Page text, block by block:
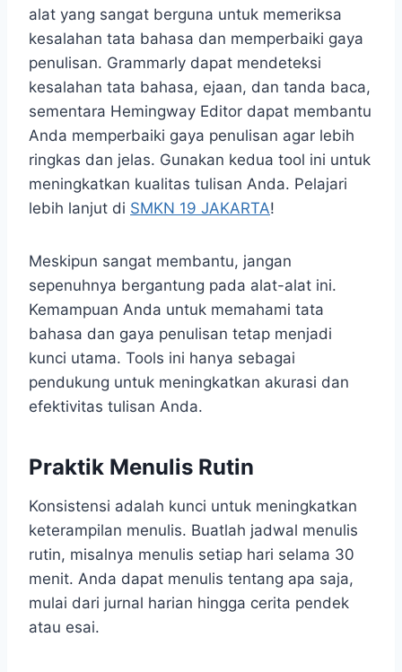
alat yang sangat berguna untuk memeriksa
kesalahan tata bahasa dan memperbaiki gaya
penulisan. Grammarly dapat mendeteksi
kesalahan tata bahasa, ejaan, dan tanda baca,
sementara Hemingway Editor dapat membantu
Anda memperbaiki gaya penulisan agar lebih
ringkas dan jelas. Gunakan kedua tool ini untuk
meningkatkan kualitas tulisan Anda. Pelajari
lebih lanjut di SMKN 19 JAKARTA!
Meskipun sangat membantu, jangan
sepenuhnya bergantung pada alat-alat ini.
Kemampuan Anda untuk memahami tata
bahasa dan gaya penulisan tetap menjadi
kunci utama. Tools ini hanya sebagai
pendukung untuk meningkatkan akurasi dan
efektivitas tulisan Anda.
Praktik Menulis Rutin
Konsistensi adalah kunci untuk meningkatkan
keterampilan menulis. Buatlah jadwal menulis
rutin, misalnya menulis setiap hari selama 30
menit. Anda dapat menulis tentang apa saja,
mulai dari jurnal harian hingga cerita pendek
atau esai.